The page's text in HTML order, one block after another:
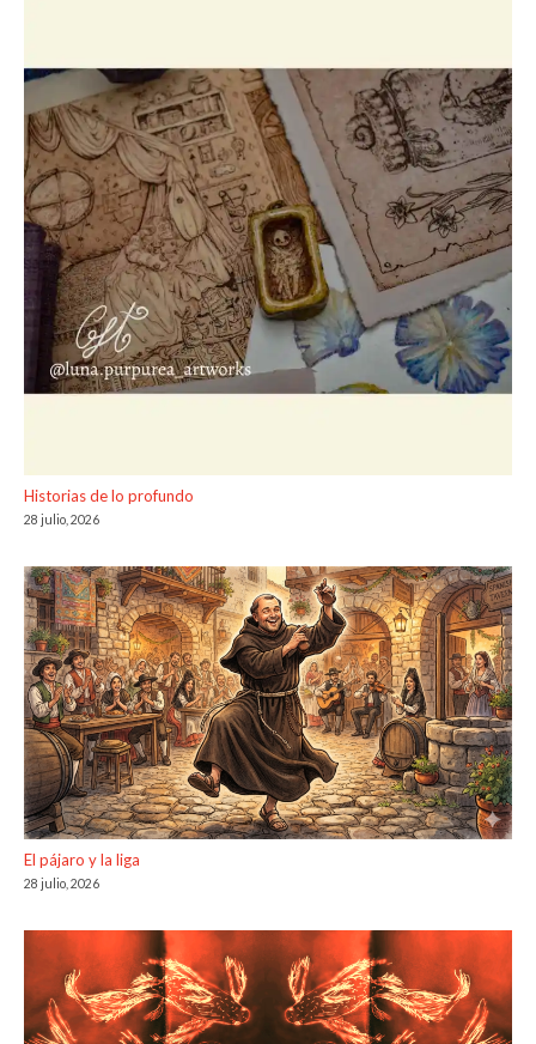
Historias de lo profundo
28 julio, 2026
El pájaro y la liga
28 julio, 2026